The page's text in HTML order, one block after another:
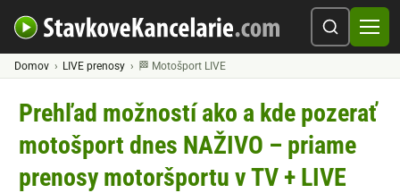
Domov LIVE prenosy 🏁 Motošport LIVE
Prehľad možností ako a kde pozerať
motošport dnes NAŽIVO – priame
prenosy motoršportu v TV + LIVE